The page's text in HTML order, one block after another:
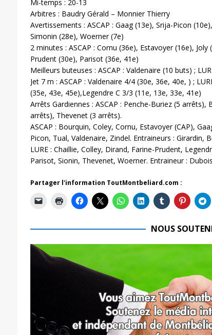
Mi-temps : 20-13
Arbitres : Baudry Gérald – Monnier Thierry
Avertissements : ASCAP : Gaag (13e), Srija-Picon
Simonin (28e), Woerner (7e)
2 minutes : ASCAP : Cornu (36e), Estavoyer (16e), Joly
Prudent (30e), Parisot (36e, 41e)
Meilleurs buteuses : ASCAP : Valdenaire (10 buts) ;
Jet 7 m : ASCAP : Valdenaire 4/4 (30e, 36e, 40e, ) ;
(35e, 43e, 45e),Legendre C 3/3 (11e, 13e, 33e, 41e)
Arrêts Gardiennes : ASCAP : Penche-Buriez (5 arrêts),
arrêts), Thevenet (3 arrêts).
ASCAP : Bourquin, Coley, Cornu, Estavoyer (CAP),
Picon, Tual, Valdenaire, Zindel. Entraineurs : Girardin,
LURE : Chaillie, Colley, Dirand, Farine-Prudent,
Parisot, Sionin, Thevenet, Woerner. Entraineur :
Partager l'information ToutMontbeliard.com :
NOUS